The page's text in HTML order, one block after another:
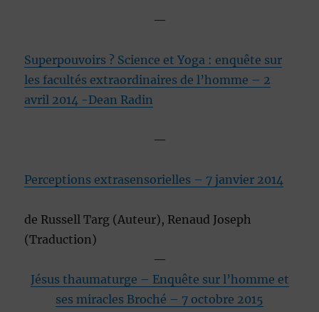
—
Superpouvoirs ? Science et Yoga : enquête sur
les facultés extraordinaires de l’homme – 2
avril 2014 -Dean Radin
—
Perceptions extrasensorielles – 7 janvier 2014
de Russell Targ (Auteur), Renaud Joseph
(Traduction)
—
Jésus thaumaturge – Enquête sur l’homme et
ses miracles Broché – 7 octobre 2015